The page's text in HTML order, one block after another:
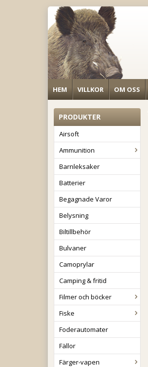
HEM VILLKOR OM OSS
PRODUKTER
Airsoft
Ammunition
Barnleksaker
Batterier
Begagnade Varor
Belysning
Biltillbehör
Bulvaner
Camoprylar
Camping & fritid
Filmer och böcker
Fiske
Foderautomater
Fällor
Färger-vapen